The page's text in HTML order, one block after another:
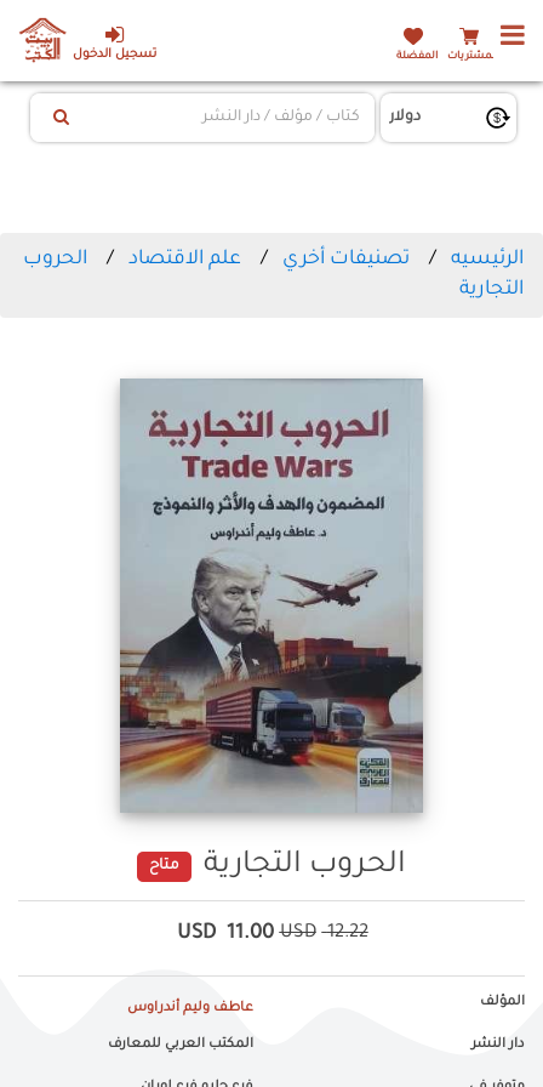
تسجيل الدخول المشتريات المفضلة
الرئيسيه تصنيفات أخري علم الاقتصاد
الحروب
التجارية
الحروب التجارية متاح
12.22
USD
11.00
USD
المؤلف عاطف وليم أندراوس
دار النشر المكتب العربي للمعارف